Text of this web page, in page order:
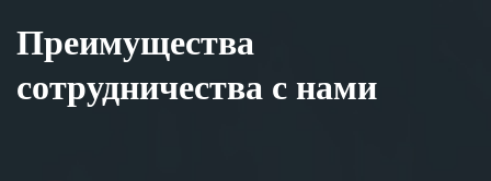
Преимущества
сотрудничества с нами